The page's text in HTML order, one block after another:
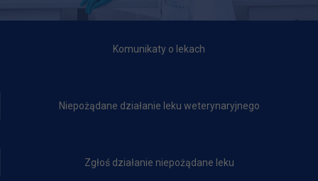
Komunikaty o lekach
Niepożądane działanie leku weterynaryjnego
Zgłoś działanie niepożądane leku